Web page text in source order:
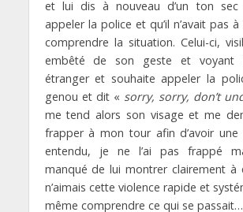
et lui dis à nouveau d’un ton
appeler la police et qu’il n’avait pas
comprendre la situation. Celui-ci,
embêté de son geste et voyant
étranger et souhaite appeler la
genou et dit « sorry, sorry, don’t
me tend alors son visage et me
frapper à mon tour afin d’avoir une
entendu, je ne l’ai pas frappé
manqué de lui montrer clairement à
n’aimais cette violence rapide et
même comprendre ce qui se passait…